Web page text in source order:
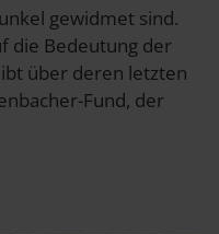
gewidmet sind.
die Bedeutung der
über deren letzten
Fund, der